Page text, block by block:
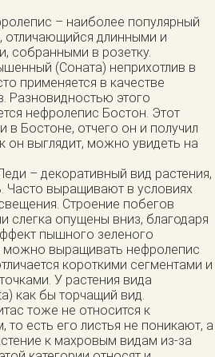
– наиболее популярный
отличающийся длинными и
собранными в розетку.
(Соната) неприхотлив в
применяется в качестве
Разновидностью этого
нефролепис Бостон. Этот
в Бостоне, отчего он и получил
он выглядит, можно увидеть на
– декоративный вид растения,
Часто выращивают в условиях
Строение побегов
слегка опущены вниз, благодаря
пышного зеленого
можно выращивать нефролепис
короткими сегментами и
У растения вида
как бы торчащий вид.
тоже не относится к
то есть его листья не поникают, а
к махровым видам из-за